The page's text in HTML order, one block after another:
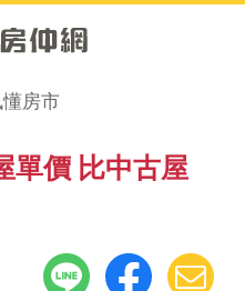
房市
單價 比中古屋